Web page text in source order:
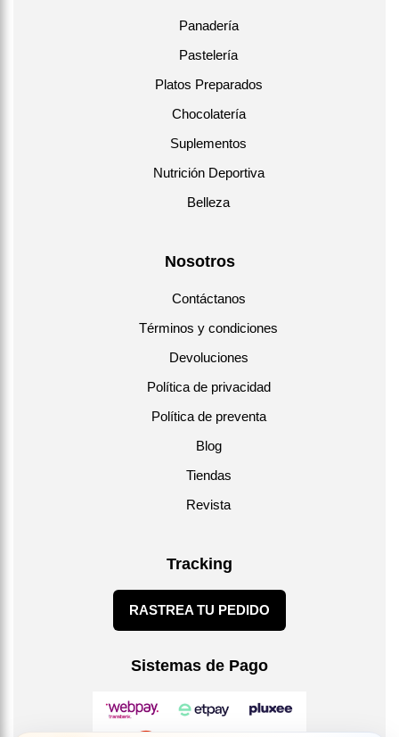
Panadería
Pastelería
Platos Preparados
Chocolatería
Suplementos
Nutrición Deportiva
Belleza
Nosotros
Contáctanos
Términos y condiciones
Devoluciones
Política de privacidad
Política de preventa
Blog
Tiendas
Revista
Tracking
RASTREA TU PEDIDO
Sistemas de Pago